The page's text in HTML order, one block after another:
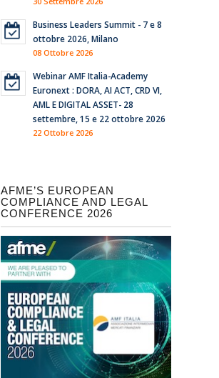
Business Leaders Summit - 7 e 8
ottobre 2026, Milano
08 Ottobre 2026
Webinar AMF Italia-Academy
Euronext : DORA, AI ACT, CRD VI,
AML E DIGITAL ASSET- 28
settembre, 15 e 22 ottobre 2026
22 Ottobre 2026
AFME’S EUROPEAN
COMPLIANCE AND LEGAL
CONFERENCE 2026